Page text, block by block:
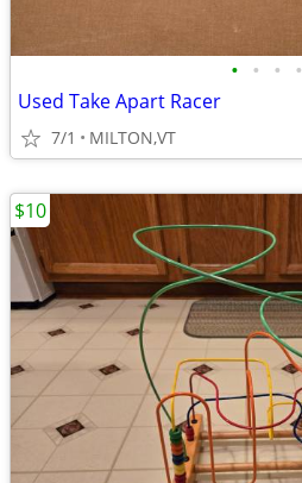
• • • •
Used Take Apart Racer
7/1 MILTON,VT
$10